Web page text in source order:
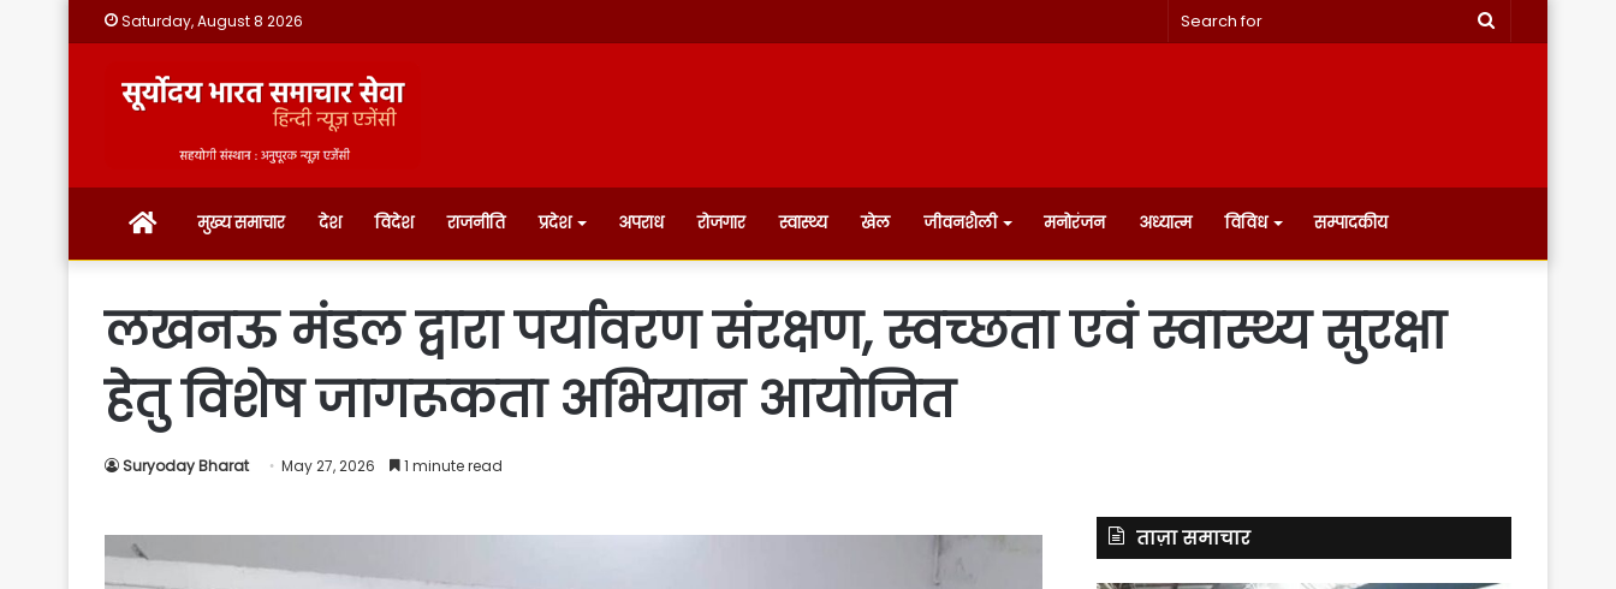
Saturday, August 8 2026
Search
होम मुख्य समाचार देश विदेश राजनीति प्रदेश अपराध रोजगार स्वास्थ्य खेल जीवनशैली मनोरंजन अध्यात्म विविध सम्पादकीय
लखनऊ मंडल द्वारा पर्यावरण संरक्षण, स्वच्छता एवं स्वास्थ्य सुरक्षा
हेतु विशेष जागरूकता अभियान आयोजित
Suryoday Bharat May 27, 2026 1 minute read
ताज़ा समाचार